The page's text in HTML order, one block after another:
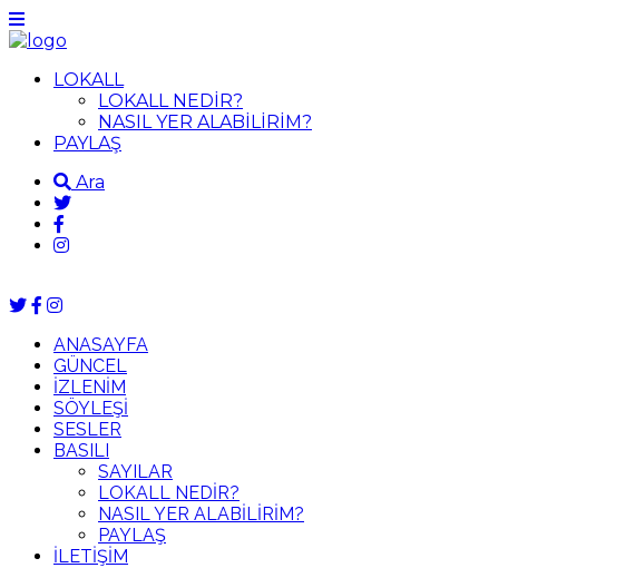
LOKALL
LOKALL NEDİR?
NASIL YER ALABİLİRİM?
PAYLAŞ
Ara
ANASAYFA
GÜNCEL
İZLENİM
SÖYLEŞİ
SESLER
BASILI
SAYILAR
LOKALL NEDİR?
NASIL YER ALABİLİRİM?
PAYLAŞ
İLETİŞİM